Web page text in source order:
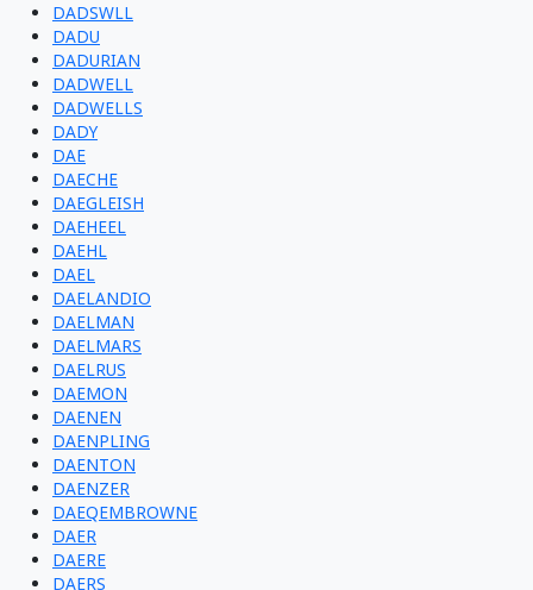
DADSWLL
DADU
DADURIAN
DADWELL
DADWELLS
DADY
DAE
DAECHE
DAEGLEISH
DAEHEEL
DAEHL
DAEL
DAELANDIO
DAELMAN
DAELMARS
DAELRUS
DAEMON
DAENEN
DAENPLING
DAENTON
DAENZER
DAEQEMBROWNE
DAER
DAERE
DAERS